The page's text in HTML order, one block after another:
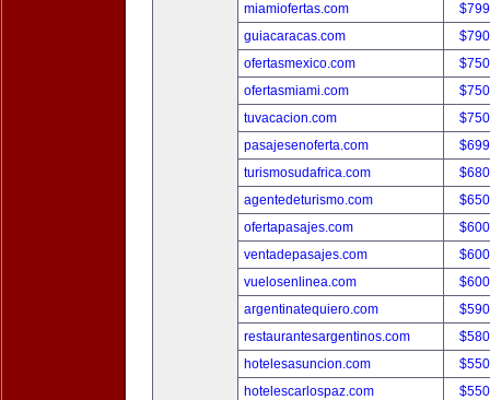
miamiofertas.com
guiacaracas.com
ofertasmexico.com
ofertasmiami.com
tuvacacion.com
pasajesenoferta.com
turismosudafrica.com
agentedeturismo.com
ofertapasajes.com
ventadepasajes.com
vuelosenlinea.com
argentinatequiero.com
restaurantesargentinos.com
hotelesasuncion.com
hotelescarlospaz.com